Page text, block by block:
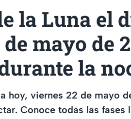
la Luna el
mayo de
la
hoy, viernes 22 de mayo
Conoce todas las fases